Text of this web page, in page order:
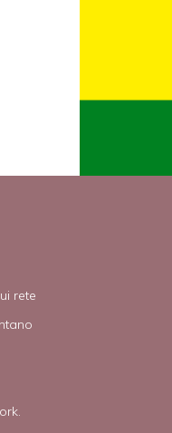
rete